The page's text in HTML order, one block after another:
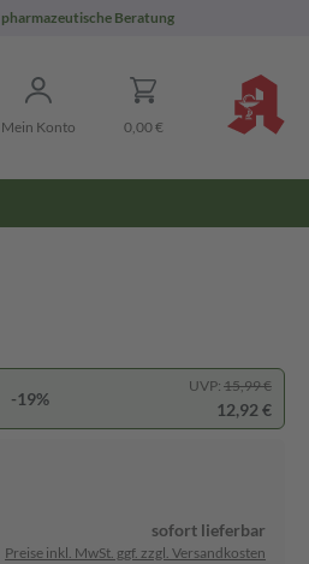
pharmazeutische Beratung
Mein Konto 0,00 €
-19%
UVP: 15,99 €
12,92 €
sofort lieferbar
Preise inkl. MwSt. ggf. zzgl. Versandkosten